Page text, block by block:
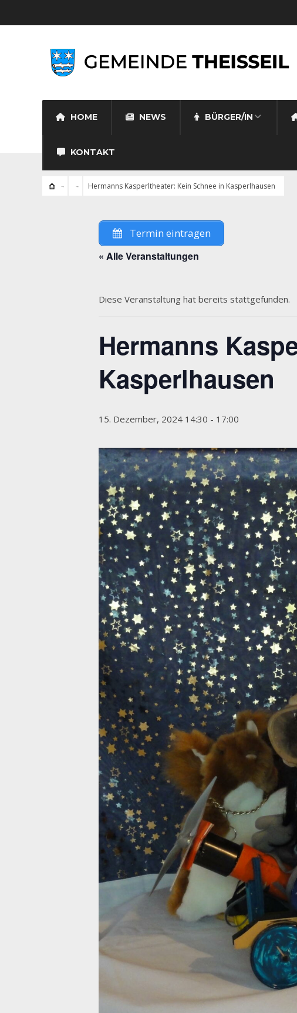
HOME NEWS BÜRGER/IN
KONTAKT
Hermanns Kasperltheater: Kein Schnee in Kasperlhausen
Termin eintragen
« Alle Veranstaltungen
Diese Veranstaltung hat bereits stattgefunden.
Hermanns
Kasperlhausen
15. Dezember, 2024 14:30 - 17:00